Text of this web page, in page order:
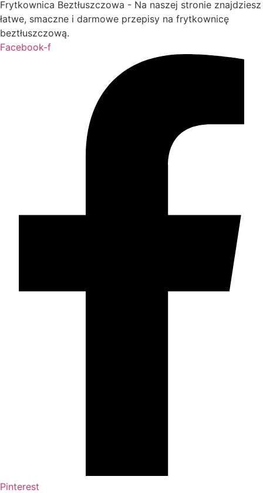
Frytkownica Beztłuszczowa - Na naszej stronie znajdziesz
łatwe, smaczne i darmowe przepisy na frytkownicę
beztłuszczową.
Facebook-f
Pinterest